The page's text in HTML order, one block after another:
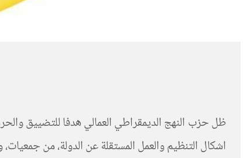
ظل حزب النهج الديمقراطي العمالي هدفا للتضييق
اشكال التنظيم والعمل المستقلة عن الدولة، من